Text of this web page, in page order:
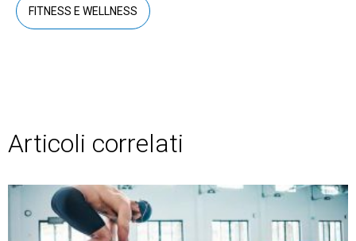
FITNESS E WELLNESS
Articoli correlati